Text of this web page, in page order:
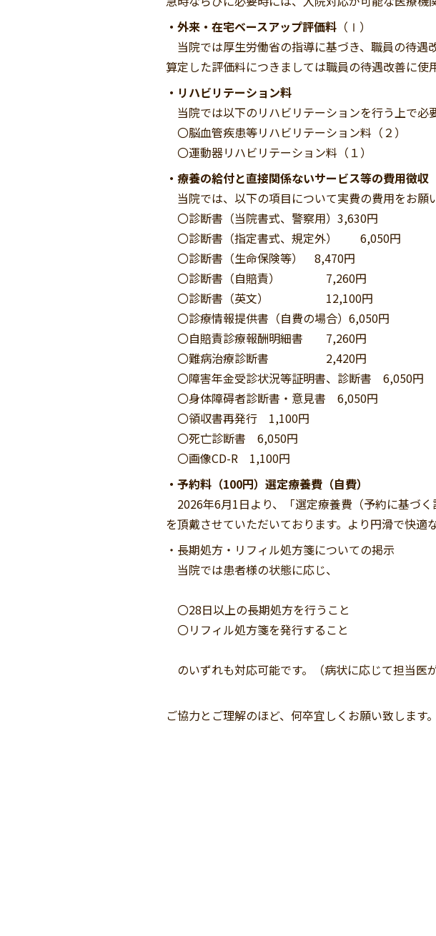
・外来・在宅ベースアップ評価料 （Ⅰ）
当院では厚生労働省の指導に基づき、職員の待遇
算定した評価料につきましては職員の待遇改善に使
・リハビリテーション料
当院では以下のリハビリテーションを行う上で必
〇脳血管疾患等リハビリテーション料（２）
〇運動器リハビリテーション料（１）
・療養の給付と直接関係ないサービス等の費用徴収
当院では、以下の項目について実費の費用をお願
〇診断書（当院書式、警察用）3,630円
〇診断書（指定書式、規定外） 6,050円
〇診断書（生命保険等） 8,470円
〇診断書（自賠責） 7,260円
〇診断書（英文） 12,100円
〇診療情報提供書（自費の場合）6,050円
〇自賠責診療報酬明細書 7,260円
〇難病治療診断書 2,420円
〇障害年金受診状況等証明書、診断書 6,050円
〇身体障碍者診断書・意見書 6,050円
〇領収書再発行 1,100円
〇死亡診断書 6,050円
〇画像CD-R 1,100円
・予約料（100円）選定療養費（自費）
2026年6月1日より、「選定療養費（予約に基づ
を頂戴させていただいております。より円滑で快適
・長期処方・リフィル処方箋についての掲示
当院では患者様の状態に応じ、
〇28日以上の長期処方を行うこと
〇リフィル処方箋を発行すること
のいずれも対応可能です。（病状に応じて担当医
ご協力とご理解のほど、何卒宜しくお願い致します。